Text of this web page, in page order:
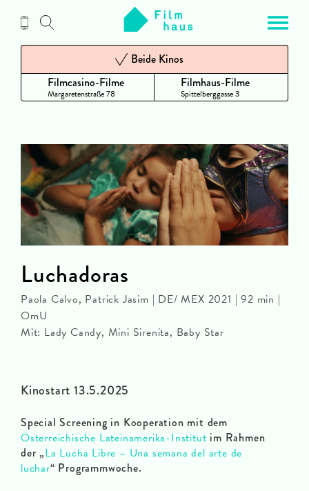
Inhalt
Filmcasino-Filme
Margaretenstraße 78
Beide Kinos
Filmhaus-Filme
Spittelberggasse 3
Kinostart 13.5.2025
Special Screening in Kooperation mit dem
Österreichische Lateinamerika-Institut im Rahmen
der „La Lucha Libre – Una semana del arte de
luchar“ Programmwoche.
Luchadoras
Paola Calvo, Patrick Jasim | DE/ MEX 2021 | 92 min |
OmU
Mit: Lady Candy, Mini Sirenita, Baby Star